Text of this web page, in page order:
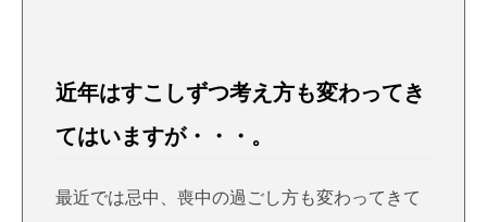
近年はすこしずつ考え方も変わってき
てはいますが・・・。
最近では忌中、喪中の過ごし方も変わってきて